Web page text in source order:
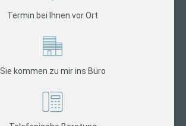
Termin bei Ihnen vor Ort
Sie kommen zu mir ins Büro